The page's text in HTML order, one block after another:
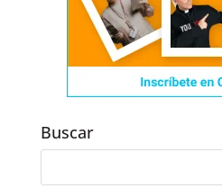
Buscar